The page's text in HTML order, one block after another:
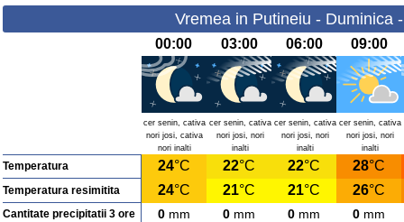
Vremea in Putineiu - Duminica
00:00 03:00 06:00 09:00
cer senin, cativa
nori josi, cativa
nori inalti
cer senin, cativa
nori josi, nori
inalti
cer senin, cativa
nori josi, nori
inalti
cer senin, cativa
nori josi, nori
inalti
Temperatura 24°C 22°C 22°C 28°C
Temperatura resimitita 24°C 21°C 21°C 26°C
Cantitate precipitatii 3 ore 0 mm 0 mm 0 mm 0 mm